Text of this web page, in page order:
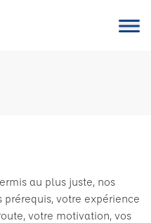
au plus juste, nos
votre expérience
votre motivation, vos